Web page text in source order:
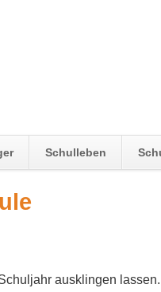
Schulleben
ausklingen